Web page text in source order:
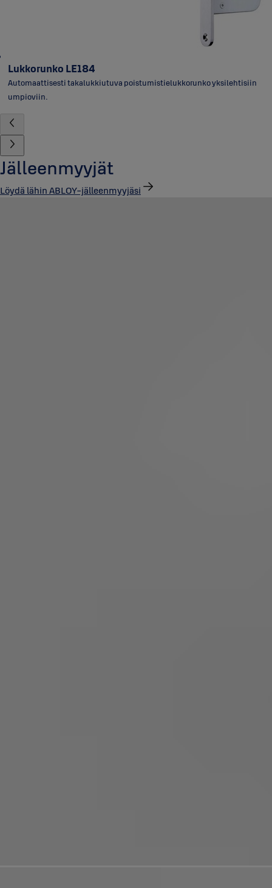
Lukkorunko LE184
Automaattisesti takalukkiutuva poistumistielukkorunko yksilehtisiin
umpioviin.
Jälleenmyyjät
Löydä lähin ABLOY-jälleenmyyjäsi